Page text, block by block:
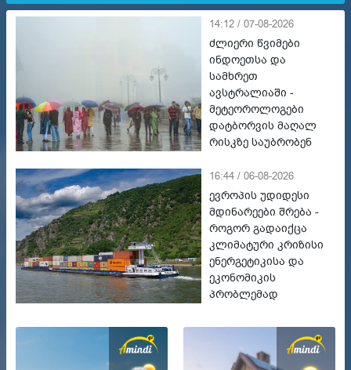
14:12 / 07-08-2026
ძლიერი წვიმები
ინდოეთსა და
სამხრეთ
ავსტრალიაში -
მეტეოროლოგები
დატბორვის მაღალ
რისკზე საუბრობენ
16:44 / 06-08-2026
ევროპის უდიდესი
მდინარეები შრება -
როგორ გადაიქცა
კლიმატური კრიზისი
ენერგეტიკისა და
ეკონომიკის
პრობლემად